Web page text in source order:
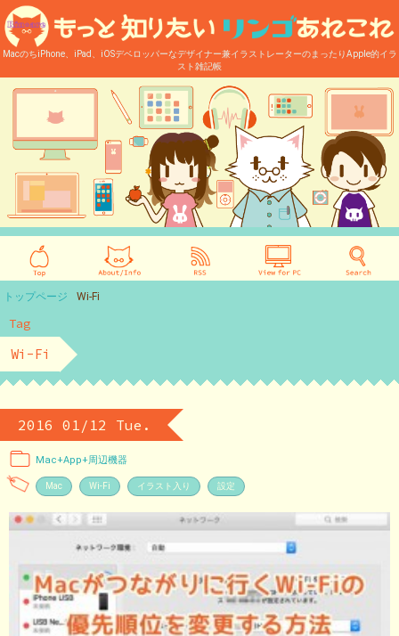
MacのちiPhone、iPad、iOSデベロッパーなデザイナー兼イラストレーターのまったりApple的イラ
スト雑記帳
トップページ Wi-Fi
Tag
Wi-Fi
2016 01/12 Tue.
Mac+App+周辺機器
Mac Wi-Fi イラスト入り 設定